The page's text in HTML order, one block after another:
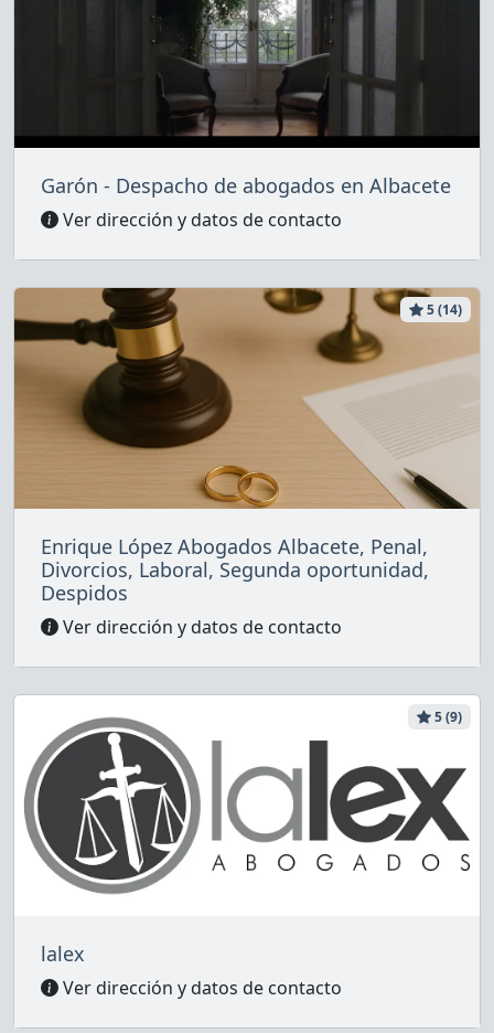
Garón - Despacho de abogados en Albacete
Ver dirección y datos de contacto
5 (14)
Enrique López Abogados Albacete, Penal,
Divorcios, Laboral, Segunda oportunidad,
Despidos
Ver dirección y datos de contacto
5 (9)
lalex
Ver dirección y datos de contacto